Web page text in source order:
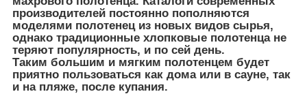
производителей постоянно пополняются
моделями полотенец из новых видов сырья,
однако традиционные хлопковые полотенца не
теряют популярность, и по сей день.
Таким большим и мягким полотенцем будет
приятно пользоваться как дома или в сауне, так
и на пляже, после купания.